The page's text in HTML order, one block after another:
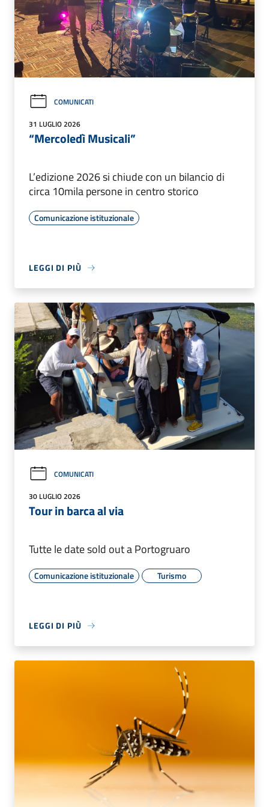
COMUNICATI
31 LUGLIO 2026
“Mercoledì Musicali”
L’edizione 2026 si chiude con un bilancio di
circa 10mila persone in centro storico
Comunicazione istituzionale
LEGGI DI PIÙ
COMUNICATI
30 LUGLIO 2026
Tour in barca al via
Tutte le date sold out a Portogruaro
Comunicazione istituzionale Turismo
LEGGI DI PIÙ